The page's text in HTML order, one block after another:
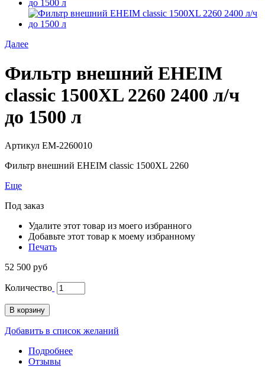
Далее
Фильтр внешний EHEIM
classic 1500XL 2260 2400 л/ч
до 1500 л
Артикул EM-2260010
Фильтр внешний EHEIM classic 1500XL 2260
Еще
Под заказ
Удалите этот товар из моего избранного
Добавьте этот товар к моему избранному
Печать
52 500 руб
Количество
В корзину
Добавить в список желаний
Подробнее
Отзывы